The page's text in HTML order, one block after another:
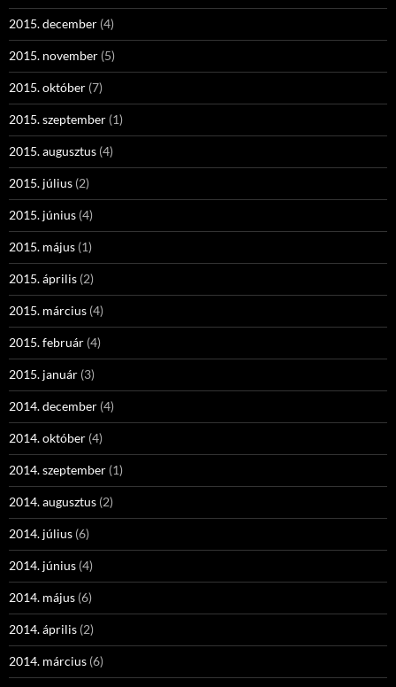
2015. december (4)
2015. november (5)
2015. október (7)
2015. szeptember (1)
2015. augusztus (4)
2015. július (2)
2015. június (4)
2015. május (1)
2015. április (2)
2015. március (4)
2015. február (4)
2015. január (3)
2014. december (4)
2014. október (4)
2014. szeptember (1)
2014. augusztus (2)
2014. július (6)
2014. június (4)
2014. május (6)
2014. április (2)
2014. március (6)